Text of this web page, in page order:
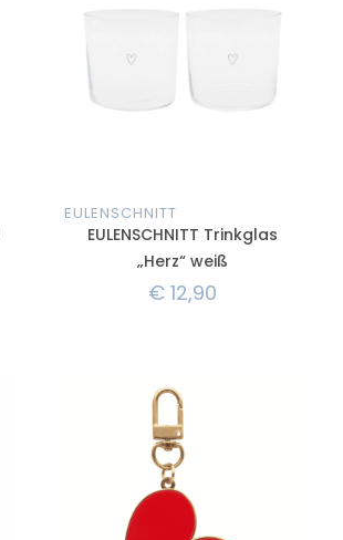
EULENSCHNITT
EULENSCHNITT Trinkglas
„Herz“ weiß
€ 12,90